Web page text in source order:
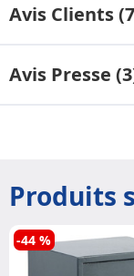
Avis Clients
Avis Presse
Produits
-44 %